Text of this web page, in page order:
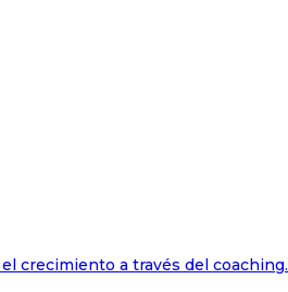
crecimiento a través del coaching.